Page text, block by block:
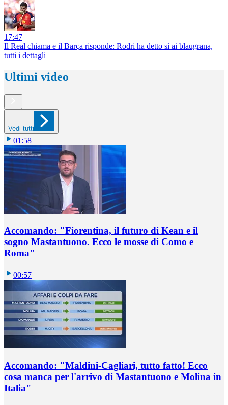
17:47
Il Real chiama e il Barça risponde: Rodri ha detto sì ai blaugrana,
tutti i dettagli
Ultimi video
Vedi tutti
01:58
Accomando: "Fiorentina, il futuro di Kean e il
sogno Mastantuono. Ecco le mosse di Como e
Roma"
00:57
Accomando: "Maldini-Cagliari, tutto fatto! Ecco
cosa manca per l'arrivo di Mastantuono e Molina in
Italia"